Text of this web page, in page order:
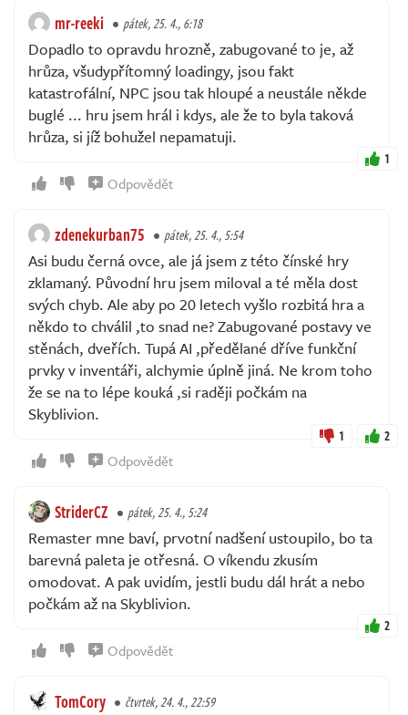
mr-reeki pátek, 25. 4., 6:18
Dopadlo to opravdu hrozně, zabugované to je, až
hrůza, všudypřítomný loadingy, jsou fakt
katastrofální, NPC jsou tak hloupé a neustále někde
buglé ... hru jsem hrál i kdys, ale že to byla taková
hrůza, si jíž bohužel nepamatuji.
1
Odpovědět
zdenekurban75 pátek, 25. 4., 5:54
Asi budu černá ovce, ale já jsem z této čínské hry
zklamaný. Původní hru jsem miloval a té měla dost
svých chyb. Ale aby po 20 letech vyšlo rozbitá hra a
někdo to chválil ,to snad ne? Zabugované postavy ve
stěnách, dveřích. Tupá AI ,předělané dříve funkční
prvky v inventáři, alchymie úplně jiná. Ne krom toho
že se na to lépe kouká ,si raději počkám na
Skyblivion.
1 2
Odpovědět
StriderCZ pátek, 25. 4., 5:24
Remaster mne baví, prvotní nadšení ustoupilo, bo ta
barevná paleta je otřesná. O víkendu zkusím
omodovat. A pak uvidím, jestli budu dál hrát a nebo
počkám až na Skyblivion.
2
Odpovědět
TomCory čtvrtek, 24. 4., 22:59